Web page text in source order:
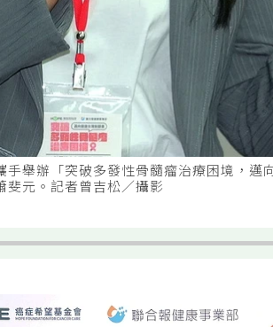
舉辦「突破多發性骨髓瘤治療困境，邁
斐元。記者曾吉松／攝影